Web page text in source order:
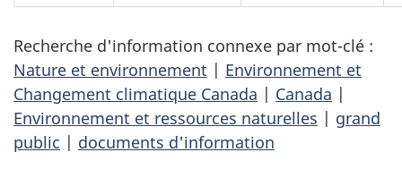
Recherche d'information connexe par mot-clé :
Nature et environnement | Environnement et
Changement climatique Canada | Canada |
Environnement et ressources naturelles | grand
public | documents d'information